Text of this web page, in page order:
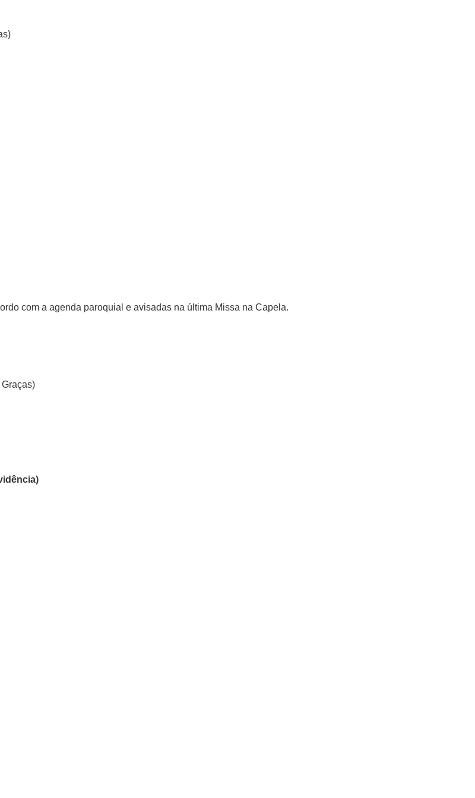
com a agenda paroquial e avisadas na última Missa na Capela.